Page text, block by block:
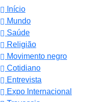
Início
Mundo
Saúde
Religião
Movimento negro
Cotidiano
Entrevista
Expo Internacional